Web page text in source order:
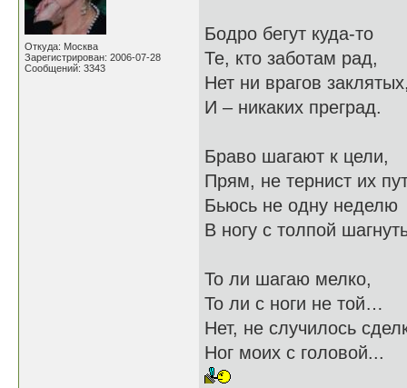
Откуда: Москва
Зарегистрирован: 2006-07-28
Сообщений: 3343
Бодро бегут куда-то
Те, кто заботам рад,
Нет ни врагов
И – никаких преград.
Браво шагают к цели,
Прям, не тернист их
Бьюсь не одну неделю
В ногу с толпой
То ли шагаю мелко,
То ли с ноги не той…
Нет, не случилось
Ног моих с головой...